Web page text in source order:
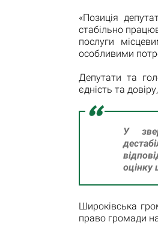
«Позиція
стабільно
послуги
особливими
Депутати та
єдність та
У
оцінку
Широківська
право громади